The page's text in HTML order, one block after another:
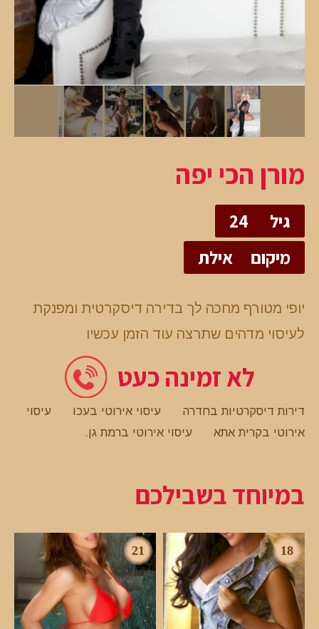
מורן הכי יפה
גיל
24
מיקום
אילת
יופי מטורף מחכה לך בדירה דיסקרטית ומפנקת
לעיסוי מדהים שתרצה עוד הזמן עכשיו
לא זמינה כעט
דירות דיסקרטיות בחדרה עיסוי אירוטי בעכו
עיסוי
אירוטי בקרית אתא
עיסוי אירוטי ברמת גן.
במיוחד בשבילכם
18
21